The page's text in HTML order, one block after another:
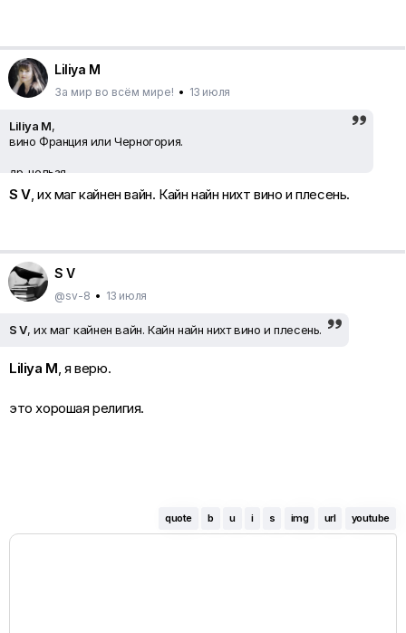
Liliya M
За мир во всём мире! • 13 июля
Liliya M,
вино Франция или Черногория.
др. нельзя.
потом сыр с плесенью.
потом доить коз ещё научу и передам это в надежные руки.
потом мир будет в мире всём.
S V, их маг кайнен вайн. Кайн найн нихт вино и плесень.
S V
@sv-8 • 13 июля
S V, их маг кайнен вайн. Кайн найн нихт вино и плесень.
Liliya M , я верю.
это хорошая религия.
quote b u i s img url youtube